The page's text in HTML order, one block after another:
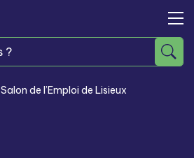
Salon de l’Emploi de Lisieux